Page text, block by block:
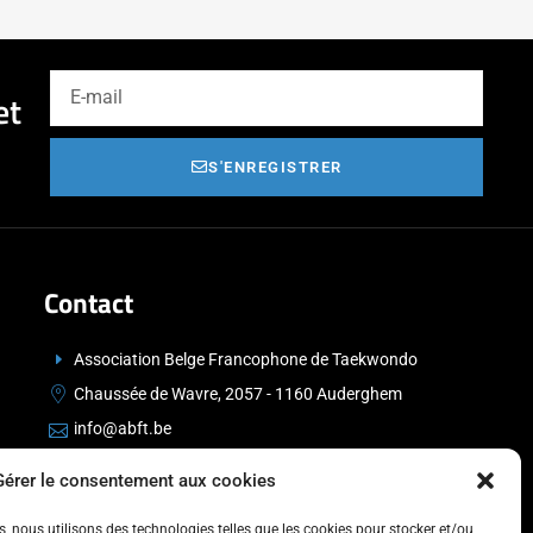
le consentement aux cookies
nous utilisons des technologies telles que les cookies pour stocker et/ou
S'ENREGISTRER
Contact
Association Belge Francophone de Taekwondo
Chaussée de Wavre, 2057 - 1160 Auderghem
info@abft.be